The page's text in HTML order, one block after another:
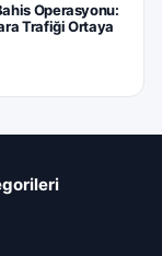
Operasyonu:
Trafiği Ortaya